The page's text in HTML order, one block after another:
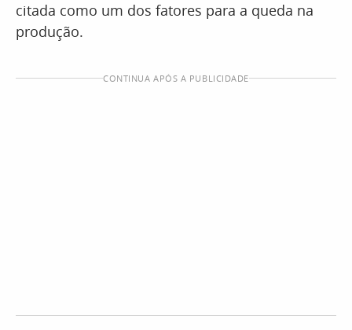
citada como um dos fatores para a queda na
produção.
CONTINUA APÓS A PUBLICIDADE